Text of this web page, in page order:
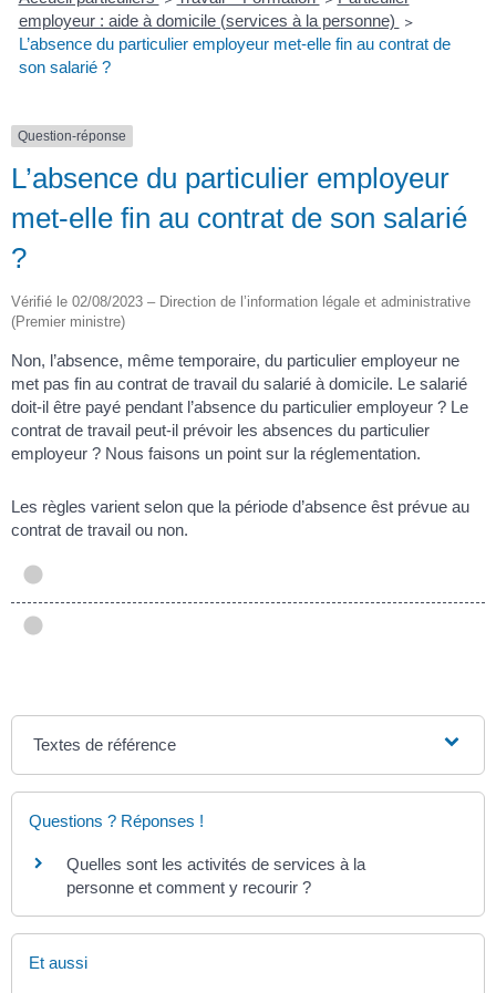
employeur : aide à domicile (services à la personne) >
L’absence du particulier employeur met-elle fin au contrat de
son salarié ?
Question-réponse
L’absence du particulier employeur
met-elle fin au contrat de son salarié
?
Vérifié le 02/08/2023 – Direction de l’information légale et administrative
(Premier ministre)
Non, l’absence, même temporaire, du particulier employeur ne
met pas fin au contrat de travail du salarié à domicile. Le salarié
doit-il être payé pendant l’absence du particulier employeur ? Le
contrat de travail peut-il prévoir les absences du particulier
employeur ? Nous faisons un point sur la réglementation.
Les règles varient selon que la période d’absence êst prévue au
contrat de travail ou non.
Textes de référence
Questions ? Réponses !
Quelles sont les activités de services à la
personne et comment y recourir ?
Et aussi